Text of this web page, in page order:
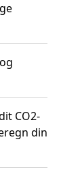
CO2-
din